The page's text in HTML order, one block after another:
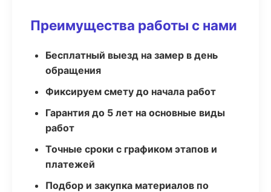
Преимущества работы с нами
Бесплатный выезд на замер в день
обращения
Фиксируем смету до начала работ
Гарантия до 5 лет на основные виды
работ
Точные сроки с графиком этапов и
платежей
Подбор и закупка материалов по